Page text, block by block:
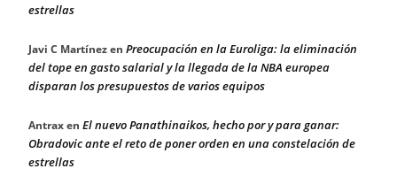
estrellas
Javi C Martínezen Preocupación en la Euroliga: la eliminación
del tope en gasto salarial y la llegada de la NBA europea
disparan los presupuestos de varios equipos
Antraxen El nuevo Panathinaikos, hecho por y para ganar:
Obradovic ante el reto de poner orden en una constelación de
estrellas